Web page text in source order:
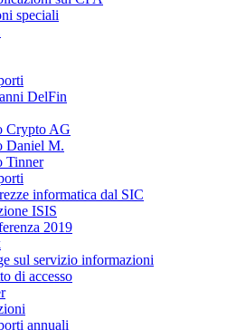
speciali
DelFin
Crypto AG
Daniel M.
Tinner
informatica dal SIC
ISIS
2019
sul servizio informazioni
di accesso
annuali